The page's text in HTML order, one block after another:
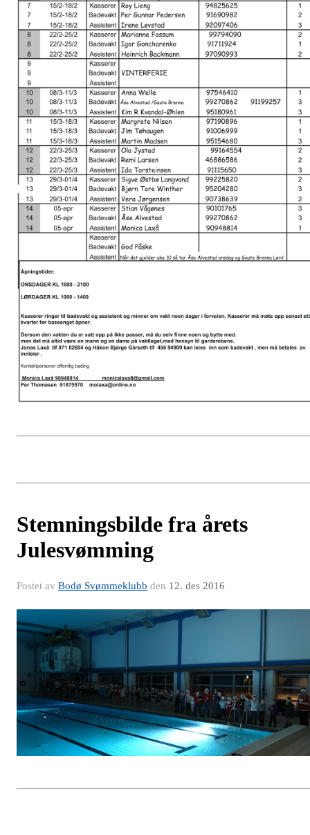
Stemningsbilde fra årets
Julesvømming
Postet av Bodø Svømmeklubb den 12. des 2016